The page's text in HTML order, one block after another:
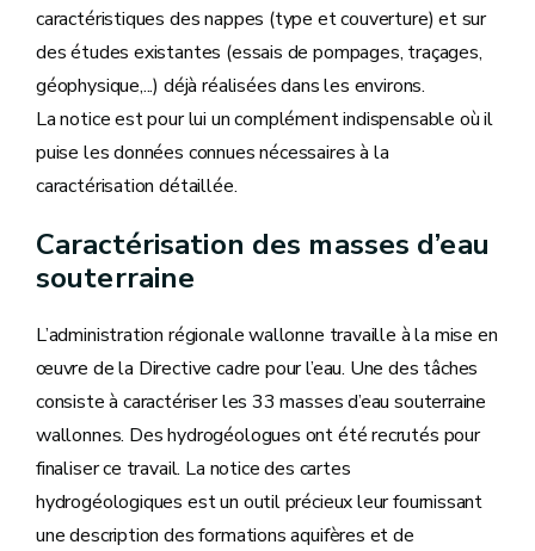
caractéristiques des nappes (type et couverture) et sur
des études existantes (essais de pompages, traçages,
géophysique,...) déjà réalisées dans les environs.
La notice est pour lui un complément indispensable où il
puise les données connues nécessaires à la
caractérisation détaillée.
Caractérisation des masses d’eau
souterraine
L’administration régionale wallonne travaille à la mise en
œuvre de la Directive cadre pour l’eau. Une des tâches
consiste à caractériser les 33 masses d’eau souterraine
wallonnes. Des hydrogéologues ont été recrutés pour
finaliser ce travail. La notice des cartes
hydrogéologiques est un outil précieux leur fournissant
une description des formations aquifères et de